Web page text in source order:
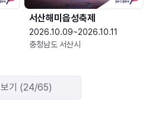
서산해미읍성축제
2026.10.09~2026.10.11
충청남도 서산시
보기 (24/65)